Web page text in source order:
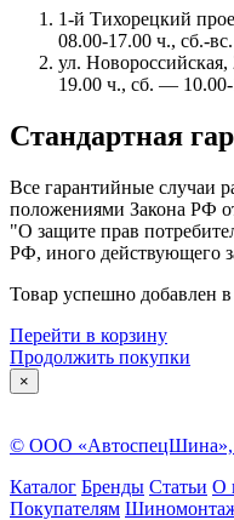
1-й Тихорецкий
08.00-17.00 ч., сб.-
ул.
19.00 ч., сб. —
Стандартная
Все гарантийные случаи
положениями Закона РФ
"О защите прав
РФ, иного действующего
Товар успешно добавлен
Перейти в корзину
Продолжить покупки
×
© ООО «АвтоспецШина»,
Каталог Бренды Статьи О
Покупателям